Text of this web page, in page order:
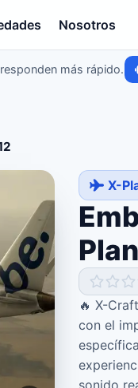
Nosotros
más rápido.
X-
🔥 X-
con el
sonido